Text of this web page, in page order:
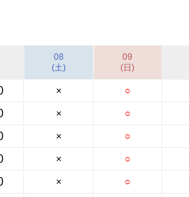
08
(土)
×
×
×
×
×
09
(日)
○
○
○
○
○